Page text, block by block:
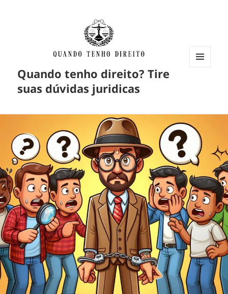
Quando tenho direito? Tire
suas dúvidas juridicas